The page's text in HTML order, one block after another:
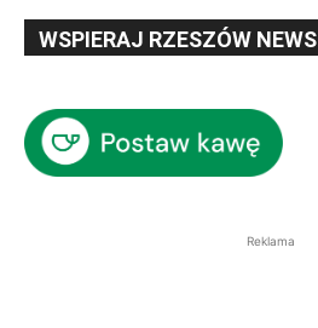
WSPIERAJ RZESZÓW NEWS
Reklama